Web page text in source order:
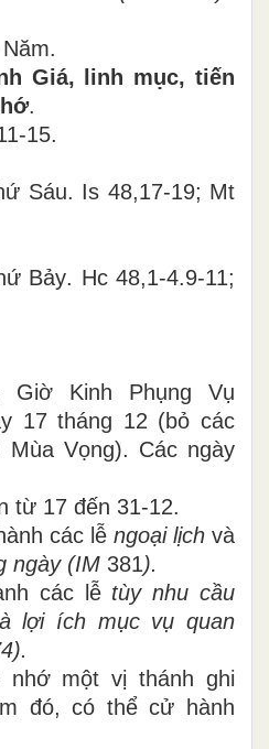
Năm.
Giá, linh mục, tiến
.
15.
Sáu. Is 48,17-19; Mt
Bảy. Hc 48,1-4.9-11;
Giờ Kinh Phụng Vụ
17 tháng 12 (bỏ các
Vọng). Các ngày
từ 17 đến 31-12.
các lễ ngoại lịch và
ngày (IM 381).
các lễ tùy nhu cầu
lợi ích mục vụ quan
nhớ một vị thánh ghi
đó, có thể cử hành